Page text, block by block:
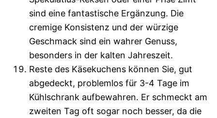
sind eine fantastische Ergänzung. Die
cremige Konsistenz und der würzige
Geschmack sind ein wahrer Genuss,
besonders in der kalten Jahreszeit.
Reste des Käsekuchens können Sie, gut
abgedeckt, problemlos für 3-4 Tage im
Kühlschrank aufbewahren. Er schmeckt am
zweiten Tag oft sogar noch besser, da die